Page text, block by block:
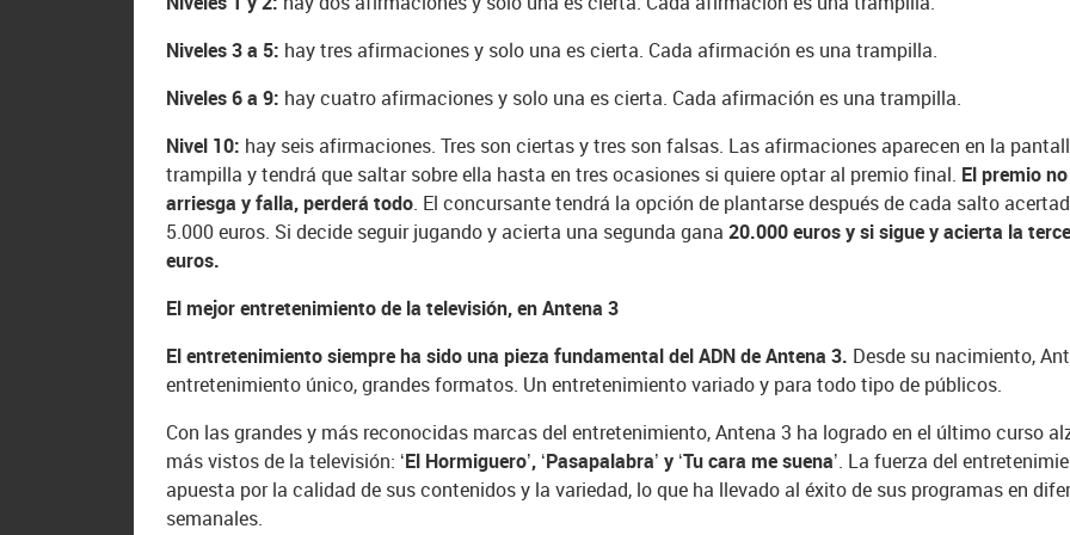
Niveles 3 a 5: hay tres afirmaciones y solo una es cierta. Cada afirmación es una trampilla.
Niveles 6 a 9: hay cuatro afirmaciones y solo una es cierta. Cada afirmación es una trampilla.
Nivel 10: hay seis afirmaciones. Tres son ciertas y tres son falsas. Las afirmaciones aparecen en la
trampilla y tendrá que saltar sobre ella hasta en tres ocasiones si quiere optar al premio final. El premio
arriesga y falla, perderá todo. El concursante tendrá la opción de plantarse después de cada salto
5.000 euros. Si decide seguir jugando y acierta una segunda gana20.000 euros y si sigue y acierta la
euros.
El mejor entretenimiento de la televisión, en Antena 3
El entretenimiento siempre ha sido una pieza fundamental del ADN de Antena 3. Desde su nacimiento,
entretenimiento único, grandes formatos. Un entretenimiento variado y para todo tipo de públicos.
Con las grandes y más reconocidas marcas del entretenimiento, Antena 3 ha logrado en el último curso
más vistos de la televisión: ‘El Hormiguero’, ‘Pasapalabra’ y ‘Tu cara me suena’. La fuerza del
apuesta por la calidad de sus contenidos y la variedad, lo que ha llevado al éxito de sus programas en
semanales.